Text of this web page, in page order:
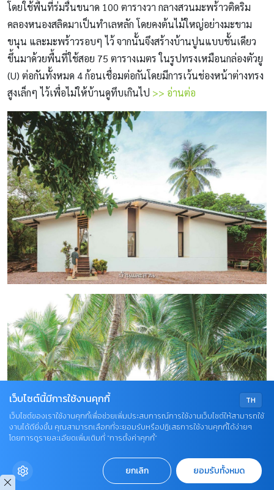
โดยใช้พื้นที่ร่มรื่นขนาด 100 ตารางวา กลางสวนมะพร้าวติดริม
คลองหนองสลิดมาเป็นทำเลหลัก โดยคงต้นไม้ใหญ่อย่างมะขาม
ขนุน และมะพร้าวรอบๆ ไว้ จากนั้นจึงสร้างบ้านปูนแบบชั้นเดียว
ขึ้นมาด้วยพื้นที่ใช้สอย 75 ตารางเมตร ในรูปทรงเหมือนกล่องตัวยู
(U) ต่อกันทั้งหมด 4 ก้อนเชื่อมต่อกันโดยมีการเว้นช่องหน้าต่างทรง
สูงเล็กๆ ไว้เพื่อไม่ให้บ้านดูทึบเกินไป >> อ่านต่อ
TH
เว็บไซต์นี้มีการใช้งานคุกกี้
เว็บไซต์ของเราใช้งานคุกกี้เพื่อช่วยเพิ่มประสบการณ์การใช้งานเว็บไซต์ให้สามารถใช้
งานได้ดียิ่งขึ้น คุณสามารถเลือกที่จะยอมรับหรือปฏิเสธการใช้งานคุกกี้ได้ง่ายๆ
โดยการดูรายละเอียดเพิ่มเติมที่ “การตั้งค่าคุกกี้”
ยกเลิก ยอมรับทั้งหมด